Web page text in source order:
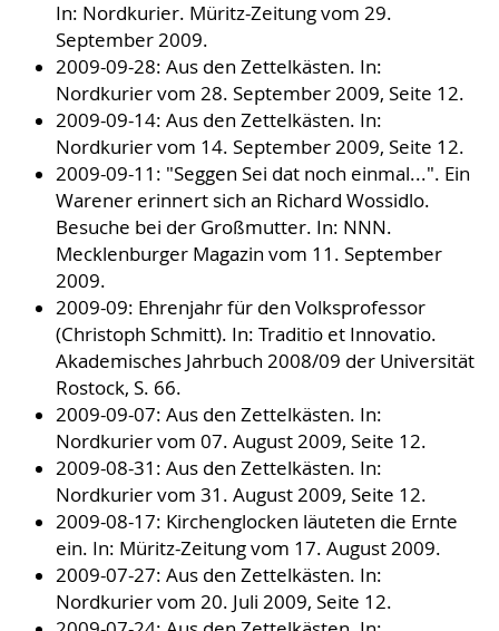
In: Nordkurier. Müritz-Zeitung vom 29.
September 2009.
2009-09-28: Aus den Zettelkästen. In:
Nordkurier vom 28. September 2009, Seite 12.
2009-09-14: Aus den Zettelkästen. In:
Nordkurier vom 14. September 2009, Seite 12.
2009-09-11: "Seggen Sei dat noch einmal...". Ein
Warener erinnert sich an Richard Wossidlo.
Besuche bei der Großmutter. In: NNN.
Mecklenburger Magazin vom 11. September
2009.
2009-09: Ehrenjahr für den Volksprofessor
(Christoph Schmitt). In: Traditio et Innovatio.
Akademisches Jahrbuch 2008/09 der Universität
Rostock, S. 66.
2009-09-07: Aus den Zettelkästen. In:
Nordkurier vom 07. August 2009, Seite 12.
2009-08-31: Aus den Zettelkästen. In:
Nordkurier vom 31. August 2009, Seite 12.
2009-08-17: Kirchenglocken läuteten die Ernte
ein. In: Müritz-Zeitung vom 17. August 2009.
2009-07-27: Aus den Zettelkästen. In:
Nordkurier vom 20. Juli 2009, Seite 12.